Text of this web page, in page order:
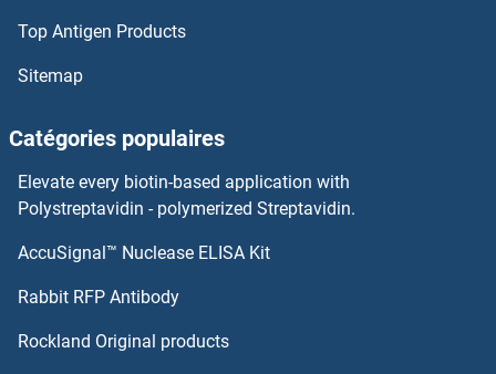
NECAB3 Anticorps
Nebulin Anticorps
Nebulette Anticorps
NDUFV3 Anticorps
Top Antigen Products
Sitemap
Catégories populaires
Elevate every biotin-based application with
Polystreptavidin - polymerized Streptavidin.
AccuSignal™ Nuclease ELISA Kit
Rabbit RFP Antibody
Rockland Original products